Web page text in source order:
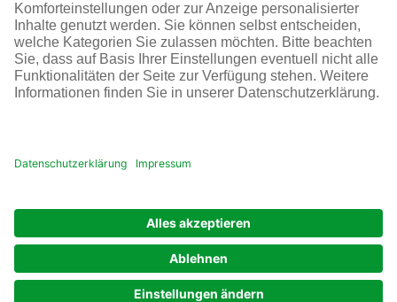
AGB Impressum Datenschutz Cookie-Einstellungen